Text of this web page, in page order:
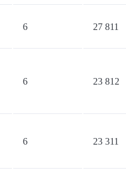
6 27 811
6 23 812
6 23 311